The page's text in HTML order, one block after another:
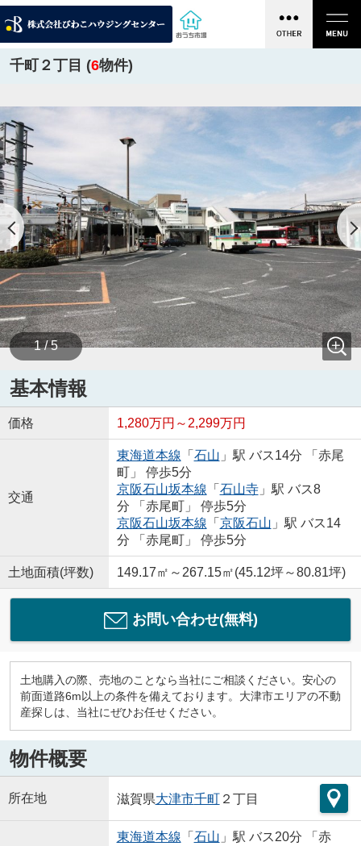
千町２丁目 (6物件)
1 / 5
基本情報
価格 1,280万円～2,299万円
交通
東海道本線 「 石山 」駅 バス14分 「赤尾
町」 停歩5分
京阪石山坂本線 「 石山寺」駅 バス8
分 「赤尾町」 停歩5分
京阪石山坂本線 「 京阪石山 」駅 バス14
分 「赤尾町」 停歩5分
土地面積(坪数) 149.17㎡～267.15㎡(45.12坪～80.81坪)
お問い合わせ(無料)
土地購入の際、売地のことなら当社にご相談ください。安心の
前面道路6m以上の条件を備えております。大津市エリアの不動
産探しは、当社にぜひお任せください。
物件概要
所在地 滋賀県大津市千町２丁目
東海道本線 「 石山 」駅 バス20分 「赤